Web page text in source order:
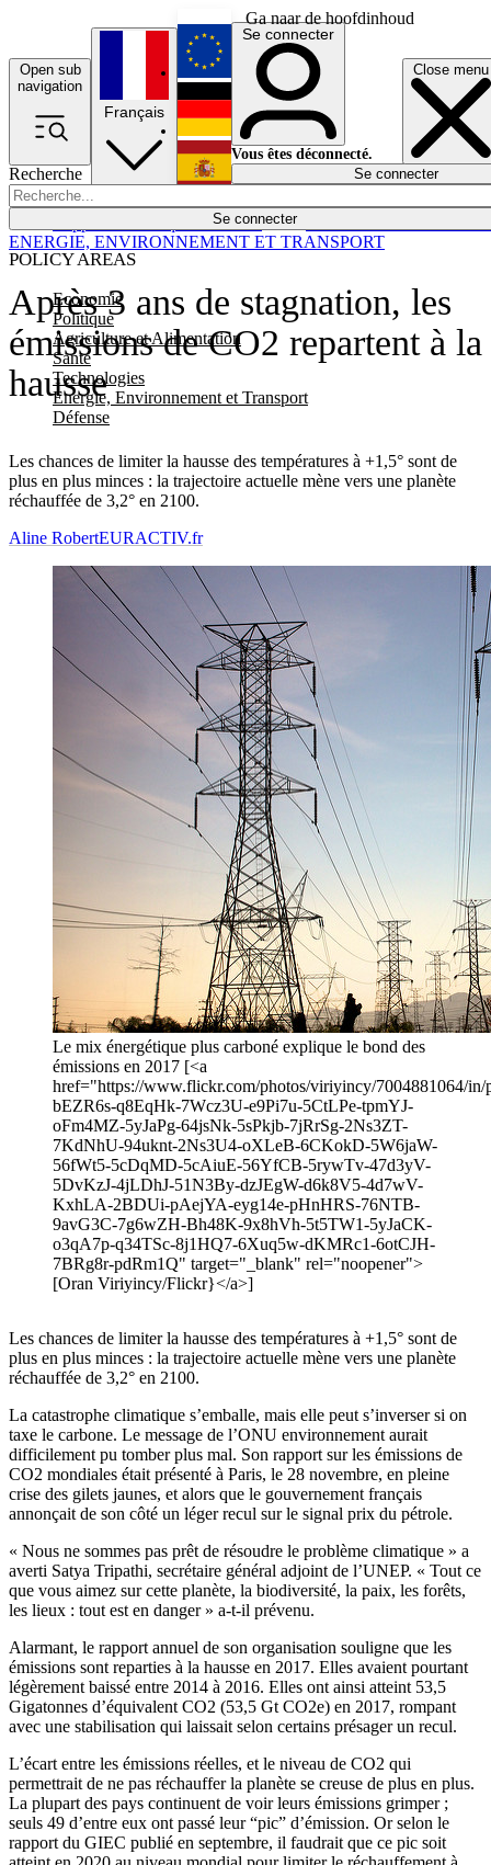
Ga naar de hoofdinhoud
Open sub
navigation
Close menu
Recherche
Se connecter
POLICY AREAS
Economie
Politique
Agriculture et Alimentation
Santé
Technologies
Energie, Environnement et Transport
Défense
Économie
Français
English
Deutsch
Español
Se connecter
Vous êtes déconnecté.
Se connecter
Après 3 ans de stagnation, les
émissions de CO2 repartent à la
hausse
Les chances de limiter la hausse des températures à +1,5° sont de
plus en plus minces : la trajectoire actuelle mène vers une planète
réchauffée de 3,2° en 2100.
ENERGIE, ENVIRONNEMENT ET TRANSPORT
Aline RobertEURACTIV.fr
Le mix énergétique plus carboné explique le bond des
émissions en 2017 [<a
href="https://www.flickr.com/photos/viriyincy/7004881064/in/
bEZR6s-q8EqHk-7Wcz3U-e9Pi7u-5CtLPe-tpmYJ-
oFm4MZ-5yJaPg-64jsNk-5sPkjb-7jRrSg-2Ns3ZT-
7KdNhU-94uknt-2Ns3U4-oXLeB-6CKokD-5W6jaW-
56fWt5-5cDqMD-5cAiuE-56YfCB-5rywTv-47d3yV-
5DvKzJ-4jLDhJ-51N3By-dzJEgW-d6k8V5-4d7wV-
KxhLA-2BDUi-pAejYA-eyg14e-pHnHRS-76NTB-
9avG3C-7g6wZH-Bh48K-9x8hVh-5t5TW1-5yJaCK-
o3qA7p-q34TSc-8j1HQ7-6Xuq5w-dKMRc1-6otCJH-
7BRg8r-pdRm1Q" target="_blank" rel="noopener">
[Oran Viriyincy/Flickr}</a>]
Les chances de limiter la hausse des températures à +1,5° sont de
plus en plus minces : la trajectoire actuelle mène vers une planète
réchauffée de 3,2° en 2100.
La catastrophe climatique s’emballe, mais elle peut s’inverser si on
taxe le carbone. Le message de l’ONU environnement aurait
difficilement pu tomber plus mal. Son rapport sur les émissions de
CO2 mondiales était présenté à Paris, le 28 novembre, en pleine
crise des gilets jaunes, et alors que le gouvernement français
annonçait de son côté un léger recul sur le signal prix du pétrole.
« Nous ne sommes pas prêt de résoudre le problème climatique » a
averti Satya Tripathi, secrétaire général adjoint de l’UNEP. « Tout ce
que vous aimez sur cette planète, la biodiversité, la paix, les forêts,
les lieux : tout est en danger » a-t-il prévenu.
Alarmant, le rapport annuel de son organisation souligne que les
émissions sont reparties à la hausse en 2017. Elles avaient pourtant
légèrement baissé entre 2014 à 2016. Elles ont ainsi atteint 53,5
Gigatonnes d’équivalent CO2 (53,5 Gt CO2e) en 2017, rompant
avec une stabilisation qui laissait selon certains présager un recul.
L’écart entre les émissions réelles, et le niveau de CO2 qui
permettrait de ne pas réchauffer la planète se creuse de plus en plus.
La plupart des pays continuent de voir leurs émissions grimper ;
seuls 49 d’entre eux ont passé leur “pic” d’émission. Or selon le
rapport du GIEC publié en septembre, il faudrait que ce pic soit